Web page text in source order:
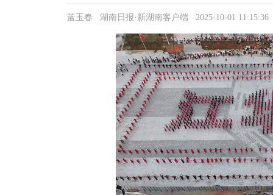
蓝玉春 湖南日报·新湖南客户端 2025-10-01 11:15:36